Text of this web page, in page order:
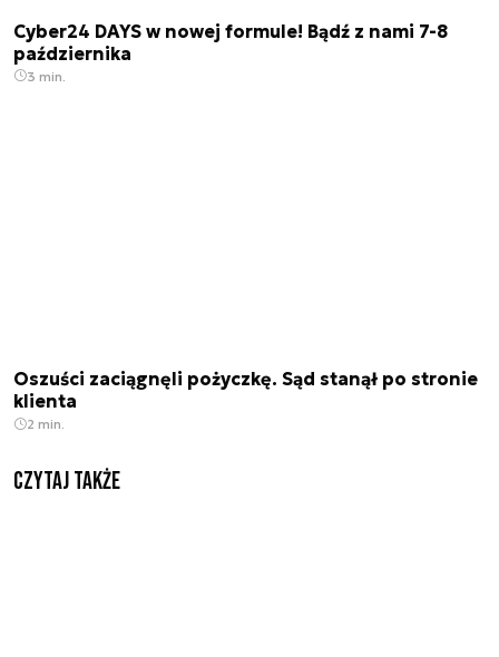
Cyber24 DAYS w nowej formule! Bądź z nami 7-8
października
3 min.
Oszuści zaciągnęli pożyczkę. Sąd stanął po stronie
klienta
2 min.
Czytaj także